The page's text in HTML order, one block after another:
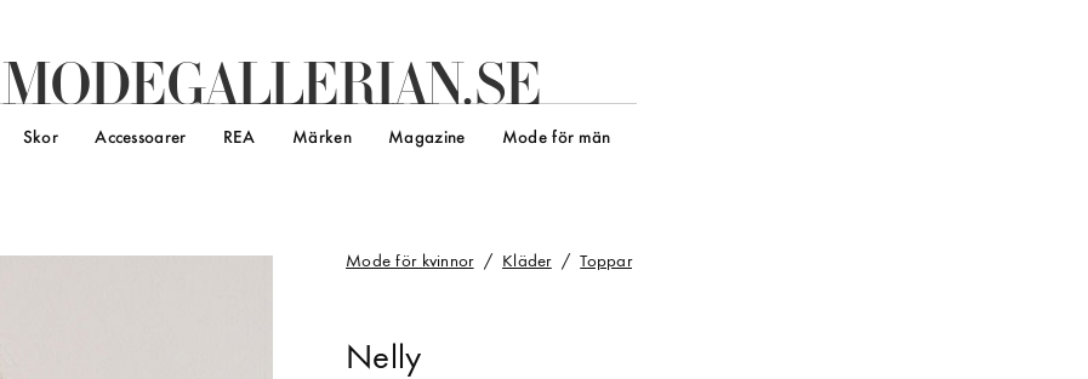
MODEGALLERIAN.SE
Skor Accessoarer REA Märken Magazine Mode för män
Mode för kvinnor Kläder Toppar
Nelly